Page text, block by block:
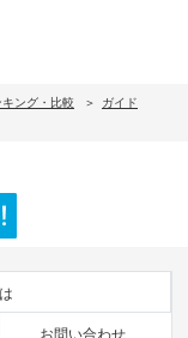
ング・比較
ガイド
お問い合わせ